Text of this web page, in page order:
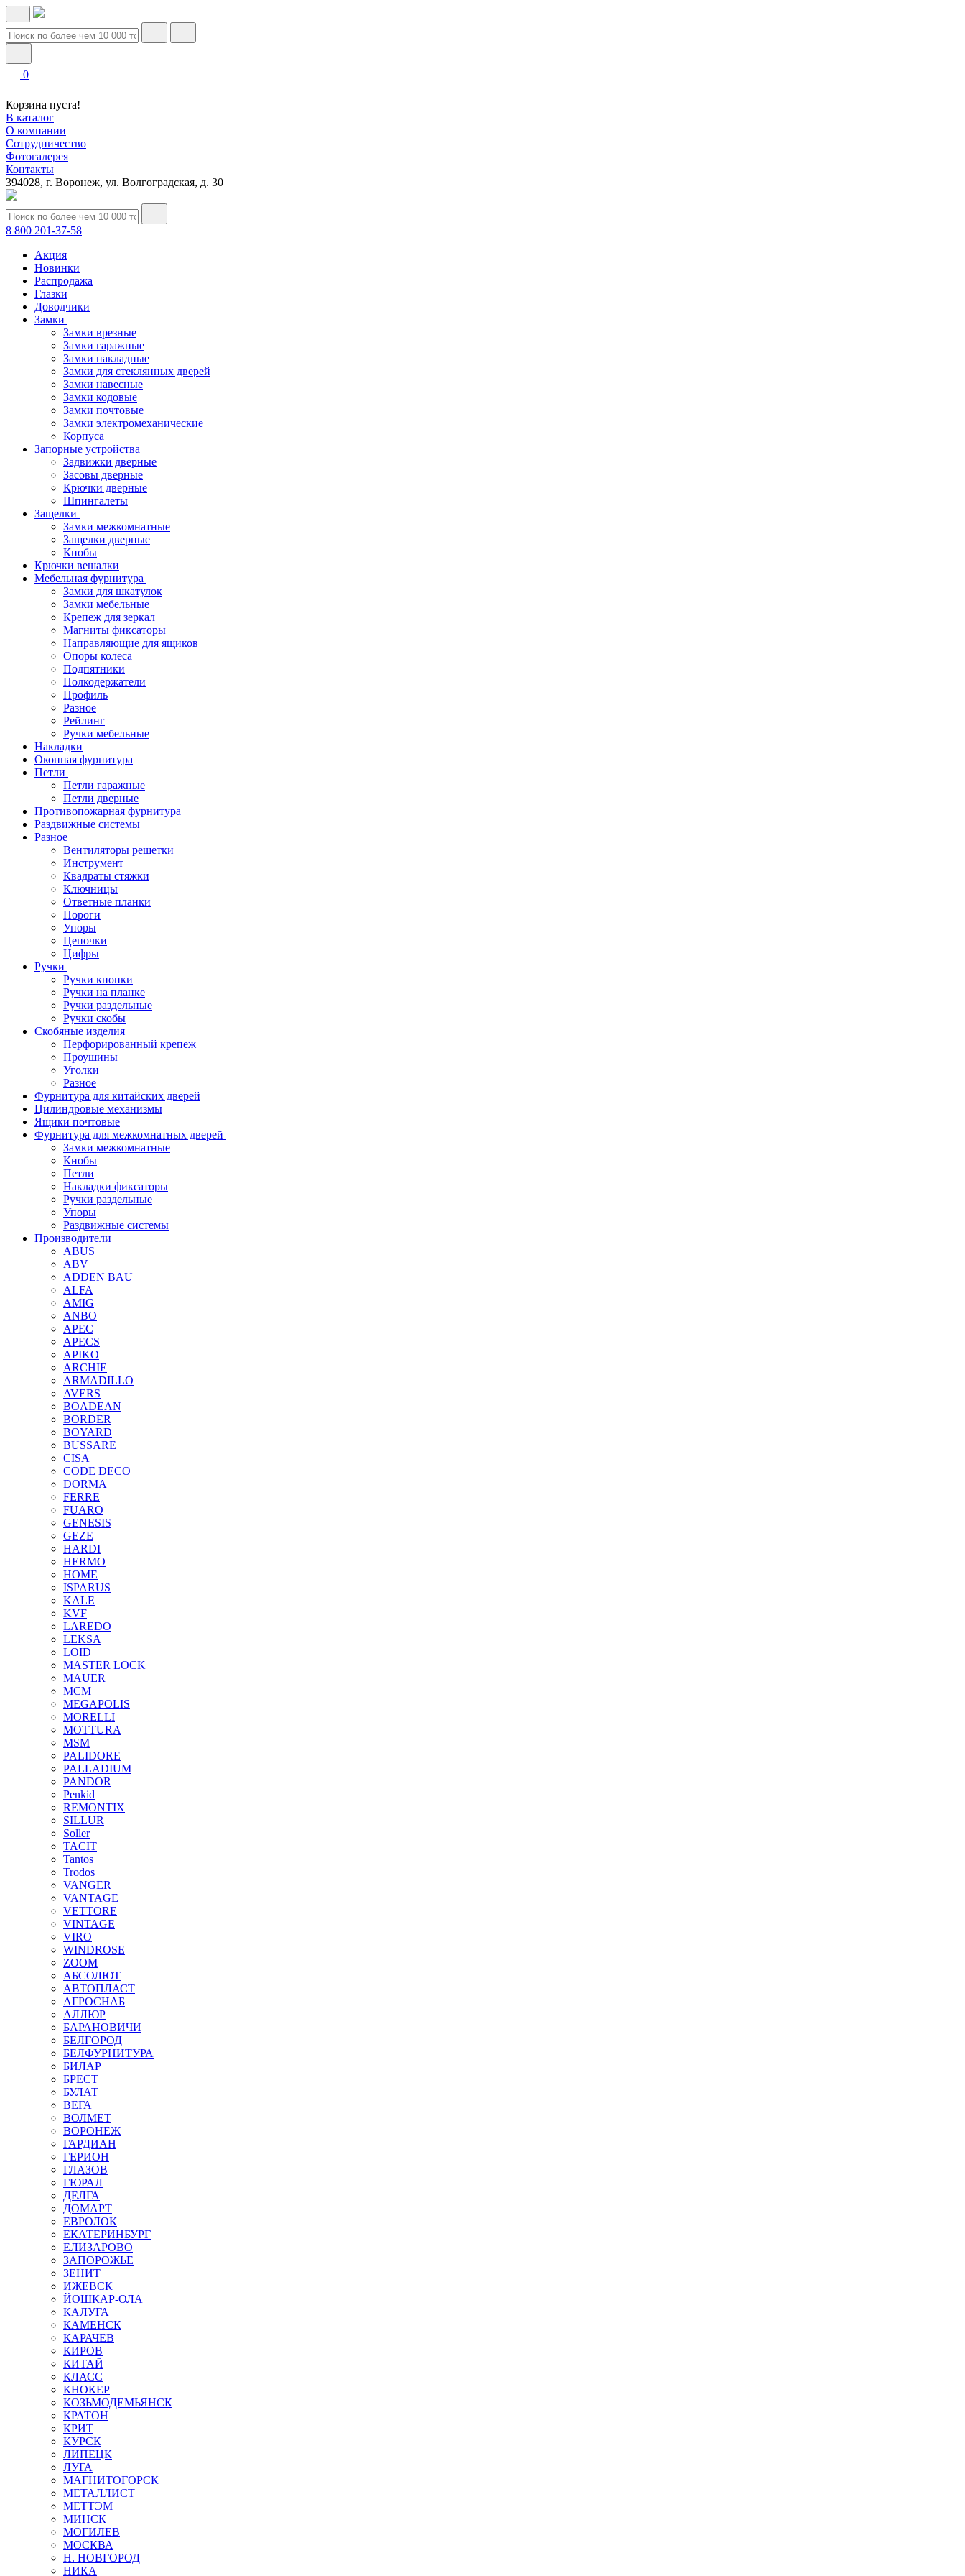
0
Корзина пуста!
В каталог
О компании
Сотрудничество
Фотогалерея
Контакты
394028, г. Воронеж, ул. Волгоградская, д. 30
8 800 201-37-58
Акция
Новинки
Распродажа
Глазки
Доводчики
Замки
Замки врезные
Замки гаражные
Замки накладные
Замки для стеклянных дверей
Замки навесные
Замки кодовые
Замки почтовые
Замки электромеханические
Корпуса
Запорные устройства
Задвижки дверные
Засовы дверные
Крючки дверные
Шпингалеты
Защелки
Замки межкомнатные
Защелки дверные
Кнобы
Крючки вешалки
Мебельная фурнитура
Замки для шкатулок
Замки мебельные
Крепеж для зеркал
Магниты фиксаторы
Направляющие для ящиков
Опоры колеса
Подпятники
Полкодержатели
Профиль
Разное
Рейлинг
Ручки мебельные
Накладки
Оконная фурнитура
Петли
Петли гаражные
Петли дверные
Противопожарная фурнитура
Раздвижные системы
Разное
Вентиляторы решетки
Инструмент
Квадраты стяжки
Ключницы
Ответные планки
Пороги
Упоры
Цепочки
Цифры
Ручки
Ручки кнопки
Ручки на планке
Ручки раздельные
Ручки скобы
Скобяные изделия
Перфорированный крепеж
Проушины
Уголки
Разное
Фурнитура для китайских дверей
Цилиндровые механизмы
Ящики почтовые
Фурнитура для межкомнатных дверей
Замки межкомнатные
Кнобы
Петли
Накладки фиксаторы
Ручки раздельные
Упоры
Раздвижные системы
Производители
ABUS
ABV
ADDEN BAU
ALFA
AMIG
ANBO
APEC
APECS
APIKO
ARCHIE
ARMADILLO
AVERS
BOADEAN
BORDER
BOYARD
BUSSARE
CISA
CODE DECO
DORMA
FERRE
FUARO
GENESIS
GEZE
HARDI
HERMO
HOMЕ
ISPARUS
KALE
KVF
LAREDO
LEKSA
LOID
MASTER LOCK
MAUER
MCM
MEGAPOLIS
MORELLI
MOTTURA
MSM
PALIDORE
PALLADIUM
PANDOR
Penkid
REMONTIX
SILLUR
Soller
TACIT
Tantos
Trodos
VANGER
VANTAGE
VETTORE
VINTAGE
VIRO
WINDROSE
ZOOM
АБСОЛЮТ
АВТОПЛАСТ
АГРОСНАБ
АЛЛЮР
БАРАНОВИЧИ
БЕЛГОРОД
БЕЛФУРНИТУРА
БИЛАР
БРЕСТ
БУЛАТ
ВЕГА
ВОЛМЕТ
ВОРОНЕЖ
ГАРДИАН
ГЕРИОН
ГЛАЗОВ
ГЮРАЛ
ДЕЛГА
ДОМАРТ
ЕВРОЛОК
ЕКАТЕРИНБУРГ
ЕЛИЗАРОВО
ЗАПОРОЖЬЕ
ЗЕНИТ
ИЖЕВСК
ЙОШКАР-ОЛА
КАЛУГА
КАМЕНСК
КАРАЧЕВ
КИРОВ
КИТАЙ
КЛАСС
КНОКЕР
КОЗЬМОДЕМЬЯНСК
КРАТОН
КРИТ
КУРСК
ЛИПЕЦК
ЛУГА
МАГНИТОГОРСК
МЕТАЛЛИСТ
МЕТТЭМ
МИНСК
МОГИЛЕВ
МОСКВА
Н. НОВГОРОД
НИКА